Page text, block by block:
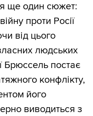
ще один сюжет:
проти Росії
від цього
людських
Брюссель постає
конфлікту,
його
виводиться з